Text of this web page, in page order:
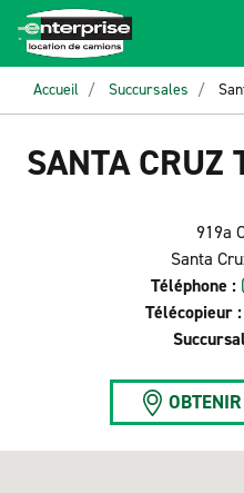
Accueil Succursales
SANTA CRUZ
919a
Santa
Téléphone :
Télécopieur :